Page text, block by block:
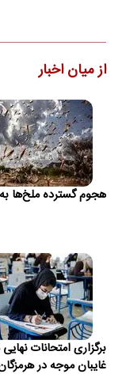
از میان اخبار
هجوم گسترده ملخ‌ها
برگزاری امتحانات
غایبان موجه در